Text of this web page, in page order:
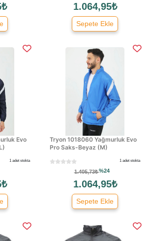
1.064,95₺
Sepete Ekle
Evo
1 adet stokta
Tryon 1018060 Yağmurluk Evo
Pro Saks-Beyaz (M)
1 adet stokta
1.405,73₺%24
1.064,95₺
Sepete Ekle